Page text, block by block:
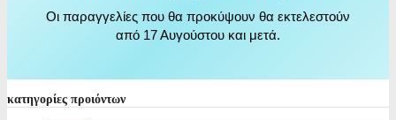
Οι παραγγελίες που θα προκύψουν θα εκτελεστούν
από 17 Αυγούστου και μετά.
κατηγορίες προιόντων